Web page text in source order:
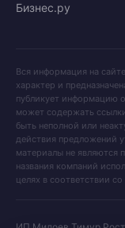
Бизнес.ру
Вся информация на
характер и
публикует информацию
может содержать
быть неполной или
действия предложений
материалы не являются
названия компаний
целях в соответствии